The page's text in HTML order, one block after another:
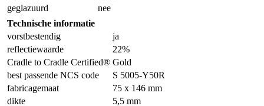
geglazuurd
nee
Technische informatie
vorstbestendig
ja
reflectiewaarde
22%
Cradle to Cradle Certified® Gold
best passende NCS code
S 5005-Y50R
fabricagemaat
75 x 146 mm
dikte
5,5 mm